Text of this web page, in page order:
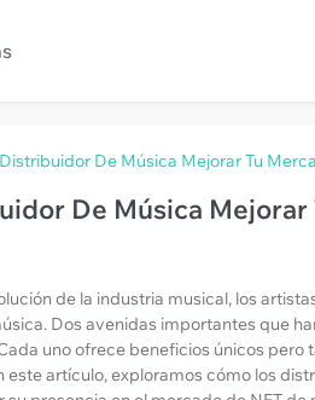
De Música Mejorar Tu
De Música Mejorar
de la industria musical, los
Dos avenidas importantes que
uno ofrece beneficios únicos
este artículo, exploramos cómo los